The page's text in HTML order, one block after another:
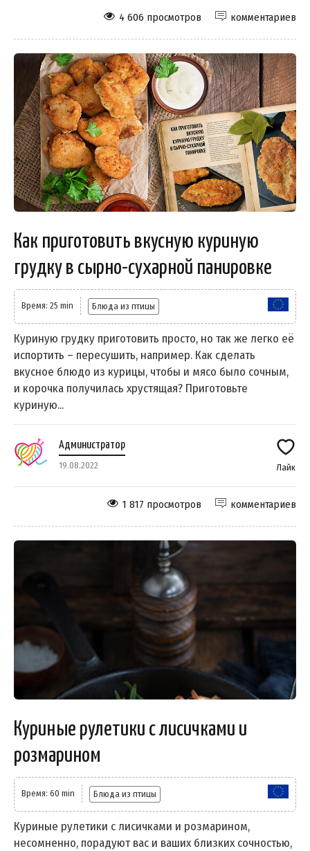
комментариев
4 606 просмотров
Как приготовить вкусную куриную
грудку в сырно-сухарной панировке
Время: 25 min Блюда из птицы
Куриную грудку приготовить просто, но так же легко её
испортить – пересушить, например. Как сделать
вкусное блюдо из курицы, чтобы и мясо было сочным,
и корочка получилась хрустящая? Приготовьте
куриную...
Администратор
19.08.2022 Лайк
комментариев
1 817 просмотров
Куриные рулетики с лисичками и
розмарином
Время: 60 min Блюда из птицы
Куриные рулетики с лисичками и розмарином,
несомненно, порадуют вас и ваших близких сочностью,